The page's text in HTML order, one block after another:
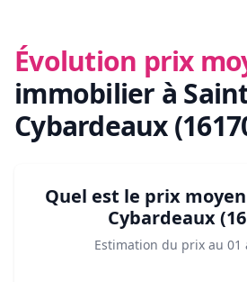
Évolution prix
immobilier à
Cybardeaux
Quel est le prix
Cybardeaux
Estimation du prix au 01